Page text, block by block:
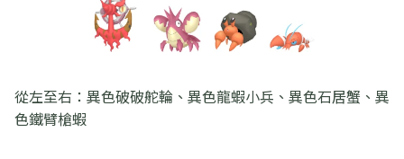
從左至右：異色破破舵輪、異色龍蝦小兵、異色石居蟹、異
色鐵臂槍蝦